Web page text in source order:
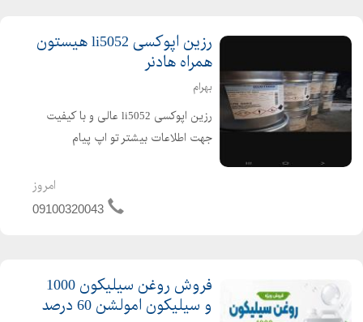
رزین اپوکسی li5052 هیستون
همراه هادنر
بهرام
رزین اپوکسی li5052 عالی و با کیفیت
جهت اطلاعات بیشتر تو اپ پیام
واقعی تماس بگیرد در خدمتم. ویسکوزیته
کم، اشباع آسان مواد تقویت کننده عمر
امروز
09100320043
فروش روغن سیلیکون 1000
و سیلیکون امولشن 60 درصد